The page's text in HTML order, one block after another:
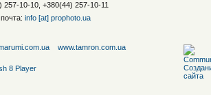
257-10-10, +380(44) 257-10-11
info [at] prophoto.ua
www.tamron.com.ua
8 Player